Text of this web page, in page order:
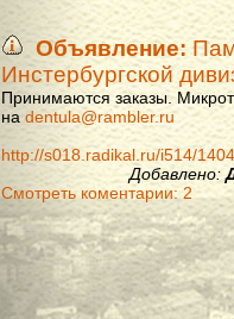
Объявление:
Инстербургской
Принимаются заказы.
на dentula@rambler.ru
http://s018.radikal.ru/i514/
Добавлено:
Смотреть коментарии: 2